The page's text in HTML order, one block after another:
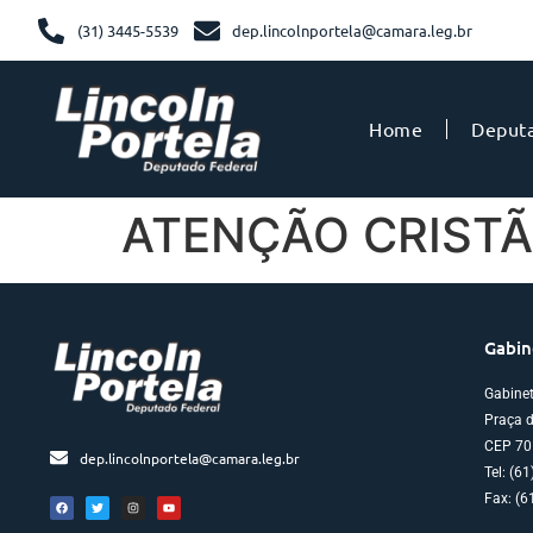
(31) 3445-5539 dep.lincolnportela@camara.leg.br
Home
ATENÇÃO
dep.lincolnportela@camara.leg.br
Praça
CEP
Tel:
Fax: